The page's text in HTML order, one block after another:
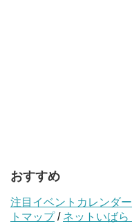
おすすめ
注目イベントカレンダー
トマップ/ ネットいばら